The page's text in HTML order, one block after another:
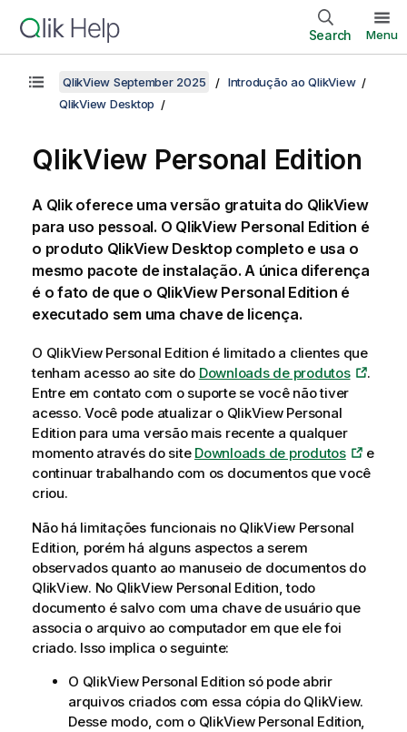
Search Menu
QlikView September 2025
Introdução ao QlikView
QlikView Desktop
QlikView Personal Edition
A Qlikoferece uma versão gratuita do QlikView
para uso pessoal. O QlikView Personal Edition é
o produto QlikView Desktopcompleto e usa o
mesmo pacote de instalação. A única diferença
é o fato de que o QlikViewPersonal Edition é
executado sem uma chave de licença.
O QlikViewPersonal Edition é limitado a clientes que
tenham acesso ao site do Downloads de produtos
.
Entre em contato com o suporte se você não tiver
acesso. Você pode atualizar o QlikViewPersonal
Edition para uma versão mais recente a qualquer
momento através do site Downloads de produtos
e
continuar trabalhando com os documentos que você
criou.
Não há limitações funcionais no QlikView Personal
Edition, porém há alguns aspectos a serem
observados quanto ao manuseio de documentos do
QlikView. No QlikViewPersonal Edition, todo
documento é salvo com uma chave de usuário que
associa o arquivo ao computador em que ele foi
criado. Isso implica o seguinte:
O QlikViewPersonal Edition só pode abrir
arquivos criados com essa cópia do QlikView.
Desse modo, com o QlikViewPersonal Edition,